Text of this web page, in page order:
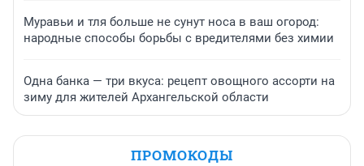
Муравьи и тля больше не сунут носа в ваш огород:
народные способы борьбы с вредителями без химии
Одна банка — три вкуса: рецепт овощного ассорти на
зиму для жителей Архангельской области
ПРОМОКОДЫ